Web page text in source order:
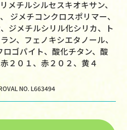
メチルシルセスキオキサン、
ジメチコンクロスポリマー、
ジメチルシリル化シリカ、ト
ン、フェノキシエタノール、
ロゴパイト、酸化チタン、酸
２０１、赤２０２、黄４
NO. L663494